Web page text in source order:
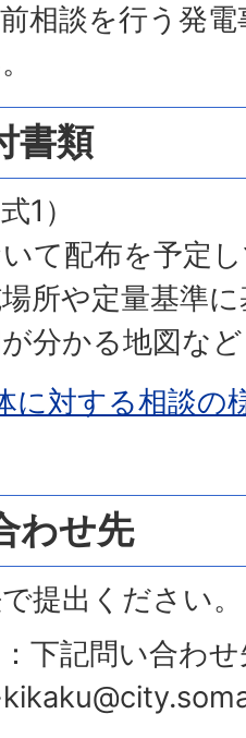
相談を行う発
書類
1）
て配布を予定
所や定量基準
分かる地図など
に対する相談の
わせ先
提出ください。
下記問い合わ